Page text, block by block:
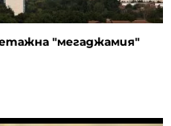
етажна "мегаджамия"